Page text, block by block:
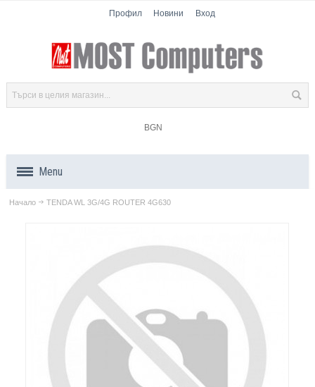
Профил Новини Вход
BGN
Menu
Продукти
Сървъри
Начало TENDA WL 3G/4G ROUTER 4G630